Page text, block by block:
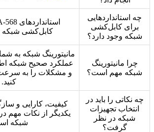
چه استانداردهایی
برای کابل‌کشی
شبکه وجود دارد؟
کابل‌کشی شبکه
چرا مانیتورینگ
شبکه مهم است؟
مانیتورینگ شبکه به
عملکرد صحیح شبکه
و مشکلات را به
کنید.
چه نکاتی را باید در
انتخاب تجهیزات
شبکه در نظر
گرفت؟
کیفیت، کارایی و
یکدیگر از نکات مهم
شبکه